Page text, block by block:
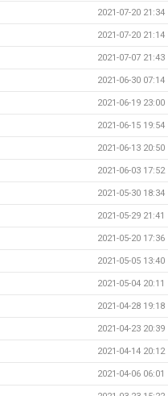
2021-07-20 21:34
2021-07-20 21:14
2021-07-07 21:43
2021-06-30 07:14
2021-06-19 23:00
2021-06-15 19:54
2021-06-13 20:50
2021-06-03 17:52
2021-05-30 18:34
2021-05-29 21:41
2021-05-20 17:36
2021-05-05 13:40
2021-05-04 20:11
2021-04-28 19:18
2021-04-23 20:39
2021-04-14 20:12
2021-04-06 06:01